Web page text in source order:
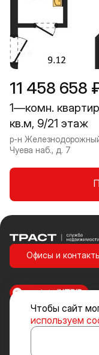
11 458 658
1—комн.
кв.м, 9/21 этаж
р-н
Чуева наб., д. 7
1 / 8
Чтобы сайт
используем
Траст | Служба
Офисы и
Стоимость объектов
включенных в «Прайс-
характер и ни при каких
определяемой
Российской Федерации.
made inINTRID